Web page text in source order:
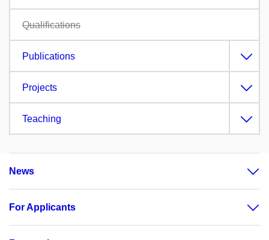
Qualifications
Publications
Projects
Teaching
News
For Applicants